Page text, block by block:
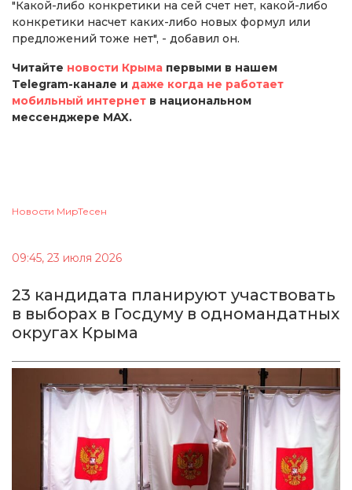
"Какой-либо конкретики на сей счет нет, какой-либо
конкретики насчет каких-либо новых формул или
предложений тоже нет", - добавил он.
Читайте новости Крыма первыми в нашем
Telegram-канале и даже когда не работает
мобильный интернет в национальном
мессенджере MAX.
Новости МирТесен
09:45, 23 июля 2026
23 кандидата планируют участвовать
в выборах в Госдуму в одномандатных
округах Крыма